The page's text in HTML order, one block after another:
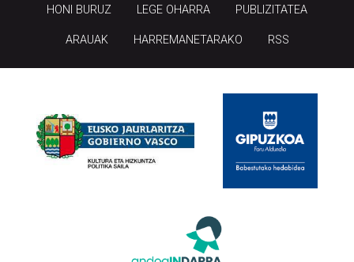
HONI BURUZ LEGE OHARRA PUBLIZITATEA
ARAUAK HARREMANETARAKO RSS